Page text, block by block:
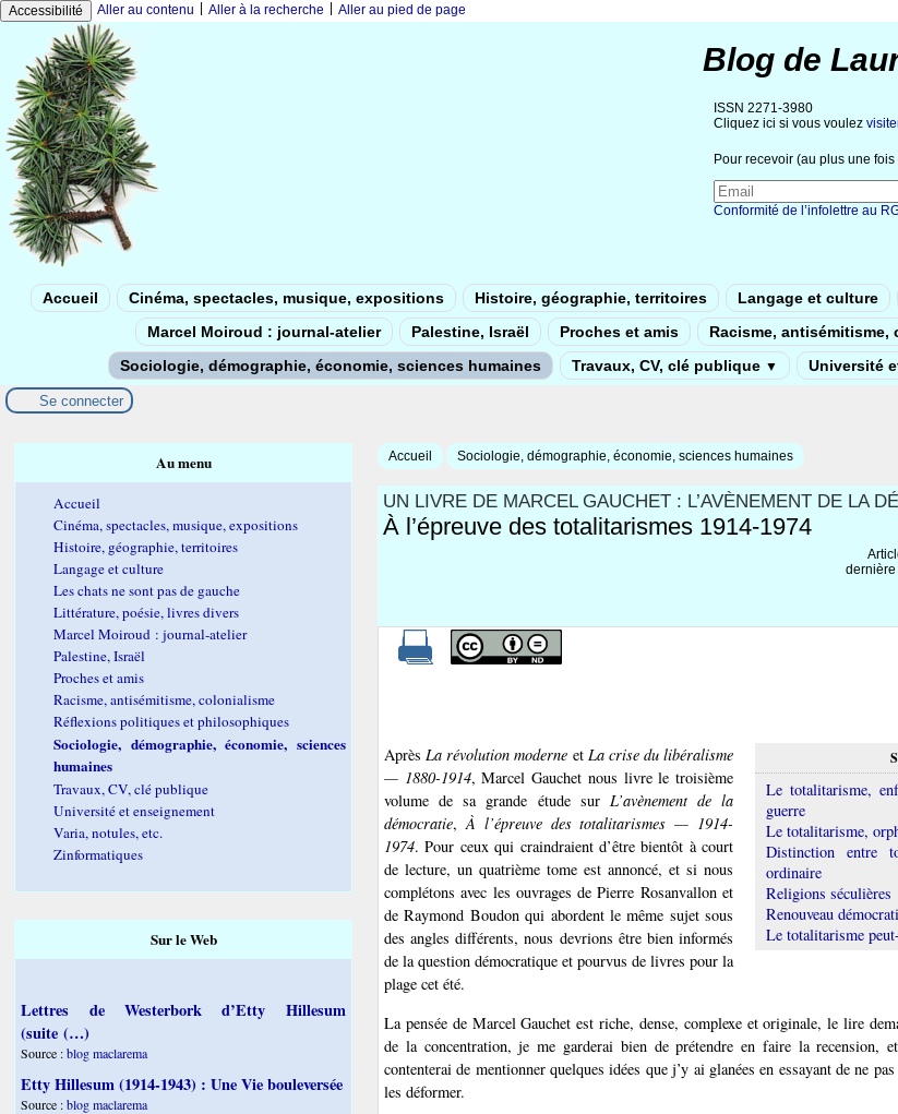
Accessibilité Aller au contenu Aller à la recherche Aller au pied de page
Blog de
ISSN 2271-3980
Cliquez ici si vous voulez
Pour recevoir (au plus une
Conformité de l’infolettre au
Accueil Cinéma, spectacles, musique, expositions Histoire, géographie, territoires Langage et culture
Marcel Moiroud : journal-atelier
Palestine, Israël Proches et amis Racisme, antisémitisme,
Sociologie, démographie, économie, sciences humaines
Travaux, CV, clé publique ▼ Université
Se connecter
Accueil Sociologie, démographie, économie, sciences humaines
UN LIVRE DE MARCEL GAUCHET : L’AVÈNEMENT DE LA
À l’épreuve des totalitarismes 1914-1974
Le totalitarisme,
guerre
Le totalitarisme,
Distinction entre
ordinaire
Religions séculières
Renouveau
Le totalitarisme
AprèsLa révolution moderne et La crise du libéralisme
— 1880-1914, Marcel Gauchet nous livre le troisième
volume de sa grande étude sur L’avènement de la
démocratie,À l’épreuve des totalitarismes — 1914-
1974. Pour ceux qui craindraient d’être bientôt à court
de lecture, un quatrième tome est annoncé, et si nous
complétons avec les ouvrages de Pierre Rosanvallon et
de Raymond Boudon qui abordent le même sujet sous
des angles différents, nous devrions être bien informés
de la question démocratique et pourvus de livres pour la
plage cet été.
La pensée de Marcel Gauchet est riche, dense, complexe et originale, le lire
de la concentration, je me garderai bien de prétendre en faire la recension,
contenterai de mentionner quelques idées que j’y ai glanées en essayant de ne
les déformer.
Au menu
Accueil
Cinéma, spectacles, musique, expositions
Histoire, géographie, territoires
Langage et culture
Les chats ne sont pas de gauche
Littérature, poésie, livres divers
Marcel Moiroud : journal-atelier
Palestine, Israël
Proches et amis
Racisme, antisémitisme, colonialisme
Réflexions politiques et philosophiques
Sociologie, démographie, économie, sciences
humaines
Travaux, CV, clé publique
Université et enseignement
Varia, notules, etc.
Zinformatiques
Sur le Web
Lettres de Westerbork d’Etty Hillesum
(suite (…)
Source :blog maclarema
Etty Hillesum (1914-1943) : Une Vie bouleversée
Source :blog maclarema